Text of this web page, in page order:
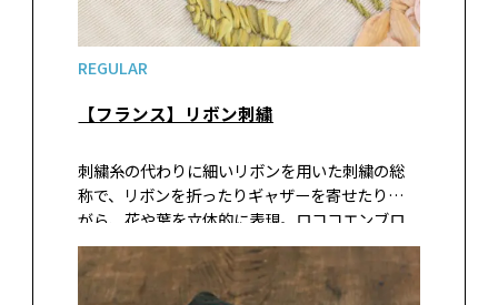
REGULAR
【フランス】リボン刺繍
刺繍糸の代わりに細いリボンを用いた刺繍の総
称で、リボンを折ったりギャザーを寄せたりしな
がら、花や葉を立体的に表現。ロココエンブロ
イダリーともいわれ、日本へはフランスの宣教
師によって伝えられた。18～19世紀のヨーロッ
パでは、貴婦人たちのドレスには美し…